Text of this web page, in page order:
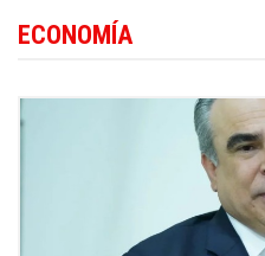
ECONOMÍA